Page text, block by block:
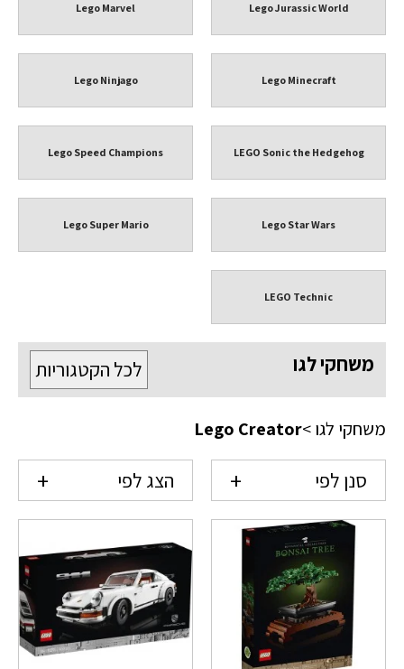
Lego Jurassic World
Lego Marvel
Lego Minecraft
Lego Ninjago
LEGO Sonic the Hedgehog
Lego Speed Champions
Lego Star Wars
Lego Super Mario
LEGO Technic
לכל הקטגוריות משחקי לגו
משחקי לגו>
Lego Creator
סנן לפי הצג לפי